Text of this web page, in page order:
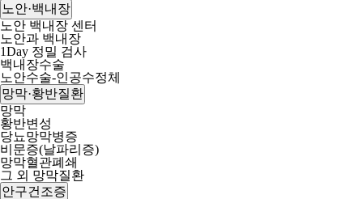
노안·백내장
노안 백내장 센터
노안과 백내장
1Day 정밀 검사
백내장수술
노안수술-인공수정체
망막·황반질환
망막
황반변성
당뇨망막병증
비문증(날파리증)
망막혈관폐쇄
그 외 망막질환
안구건조증